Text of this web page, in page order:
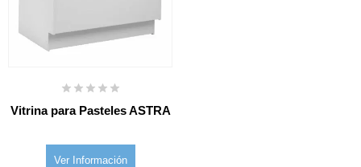
Vitrina para Pasteles ASTRA
Ver Información